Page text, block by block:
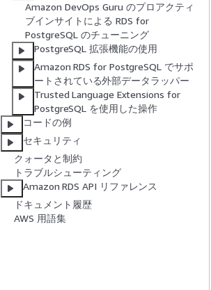
Amazon DevOps Guru のプロアクティ
ブインサイトによる RDS for
PostgreSQL のチューニング
PostgreSQL 拡張機能の使用
Amazon RDS for PostgreSQL でサポ
ートされている外部データラッパー
Trusted Language Extensions for
PostgreSQL を使用した操作
コードの例
セキュリティ
クォータと制約
トラブルシューティング
Amazon RDS API リファレンス
ドキュメント履歴
AWS 用語集